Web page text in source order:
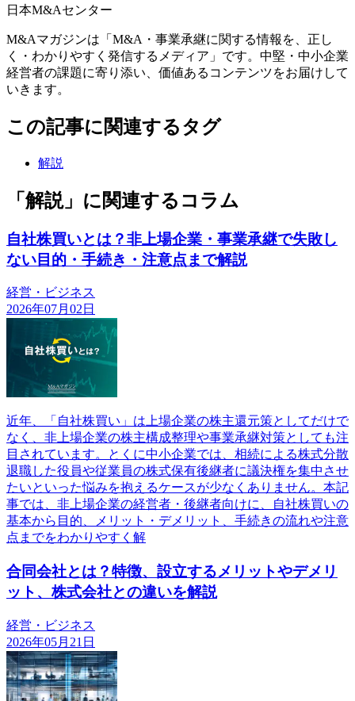
日本M&Aセンター
M&Aマガジンは「M&A・事業承継に関する情報を、正し
く・わかりやすく発信するメディア」です。中堅・中小企業
経営者の課題に寄り添い、価値あるコンテンツをお届けして
いきます。
この記事に関連するタグ
解説
「解説」に関連するコラム
自社株買いとは？非上場企業・事業承継で失敗し
ない目的・手続き・注意点まで解説
経営・ビジネス
2026年07月02日
近年、「自社株買い」は上場企業の株主還元策としてだけで
なく、非上場企業の株主構成整理や事業承継対策としても注
目されています。とくに中小企業では、相続による株式分散
退職した役員や従業員の株式保有後継者に議決権を集中させ
たいといった悩みを抱えるケースが少なくありません。本記
事では、非上場企業の経営者・後継者向けに、自社株買いの
基本から目的、メリット・デメリット、手続きの流れや注意
点までをわかりやすく解
合同会社とは？特徴、設立するメリットやデメリ
ット、株式会社との違いを解説
経営・ビジネス
2026年05月21日